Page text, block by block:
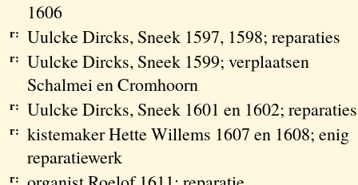
1606
r: Uulcke Dircks, Sneek 1597, 1598; reparaties
r: Uulcke Dircks, Sneek 1599; verplaatsen
Schalmei en Cromhoorn
r: Uulcke Dircks, Sneek 1601 en 1602; reparaties
r: kistemaker Hette Willems 1607 en 1608; enig
reparatiewerk
r: